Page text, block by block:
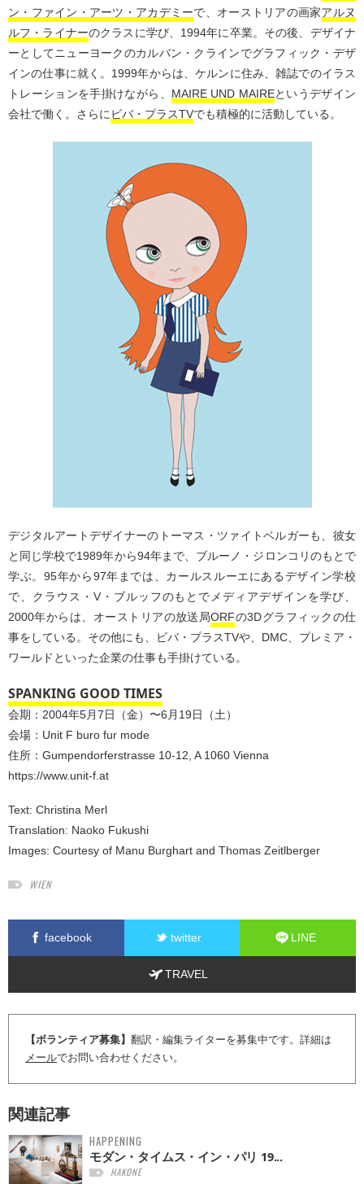
ン・ファイン・アーツ・アカデミーで、オーストリアの画家アルヌ
ルフ・ライナーのクラスに学び、1994年に卒業。その後、デザイナ
ーとしてニューヨークのカルバン・クラインでグラフィック・デザ
インの仕事に就く。1999年からは、ケルンに住み、雑誌でのイラス
トレーションを手掛けながら、 MAIRE UND MAIREというデザイン
会社で働く。さらに ビバ・プラスTVでも積極的に活動している。
デジタルアートデザイナーのトーマス・ツァイトベルガーも、彼女
と同じ学校で1989年から94年まで、ブルーノ・ジロンコリのもとで
学ぶ。95年から97年までは、カールスルーエにあるデザイン学校
で、クラウス・V・ブルッフのもとでメディアデザインを学び、
2000年からは、オーストリアの放送局ORFの3Dグラフィックの仕
事をしている。その他にも、ビバ・プラスTVや、DMC、プレミア・
ワールドといった企業の仕事も手掛けている。
SPANKING GOOD TIMES
会期：2004年5月7日（金）〜6月19日（土）
会場：Unit F buro fur mode
住所：Gumpendorferstrasse 10-12, A 1060 Vienna
https://www.unit-f.at
Text: Christina Merl
Translation: Naoko Fukushi
Images: Courtesy of Manu Burghart and Thomas Zeitlberger
WIEN
facebook twitter LINE
TRAVEL
【ボランティア募集】 翻訳・編集ライターを募集中です。詳細は
メールでお問い合わせください。
関連記事
HAPPENING
モダン・タイムス・イン・パリ 19...
HAKONE